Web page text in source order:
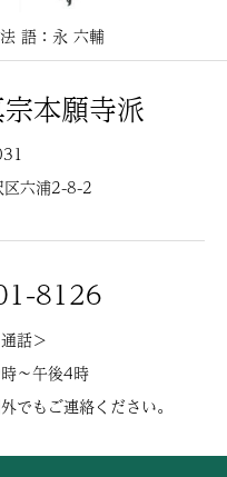
法 語：永 六輔
本願寺派
区六浦2-8-2
8126
話＞
〜午後4時
でもご連絡ください。